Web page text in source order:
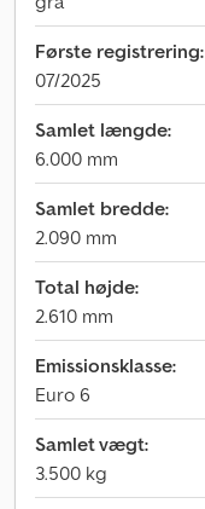
Første registrering:
07/2025
Samlet længde:
6.000 mm
Samlet bredde:
2.090 mm
Total højde:
2.610 mm
Emissionsklasse:
Euro 6
Samlet vægt:
3.500 kg